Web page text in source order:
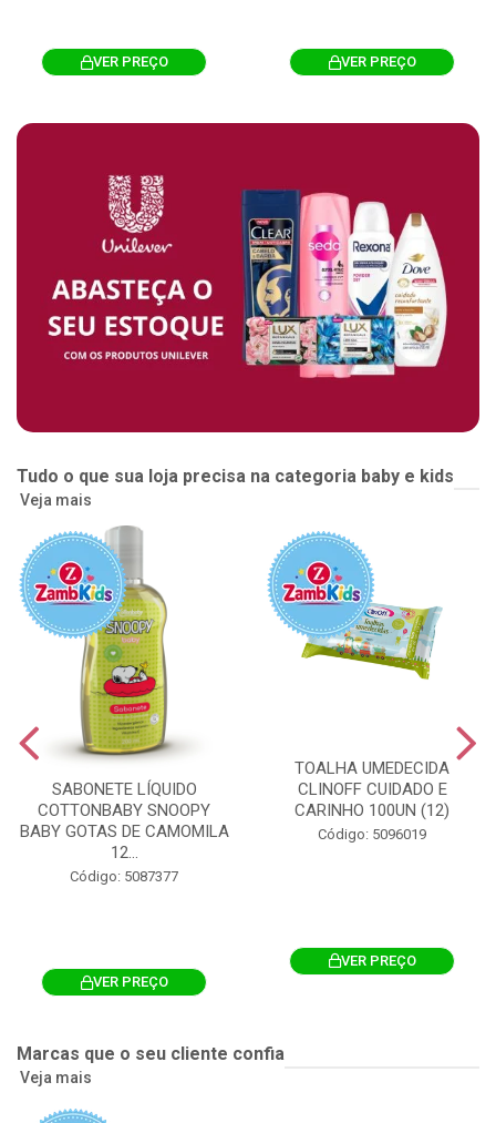
VER PREÇO VER PREÇO
Tudo o que sua loja precisa na categoria baby e kids
Veja mais
SABONETE LÍQUIDO
COTTONBABY SNOOPY
BABY GOTAS DE CAMOMILA
12...
Código: 5087377
VER PREÇO
TOALHA UMEDECIDA
CLINOFF CUIDADO E
CARINHO 100UN (12)
Código: 5096019
VER PREÇO
Marcas que o seu cliente confia
Veja mais